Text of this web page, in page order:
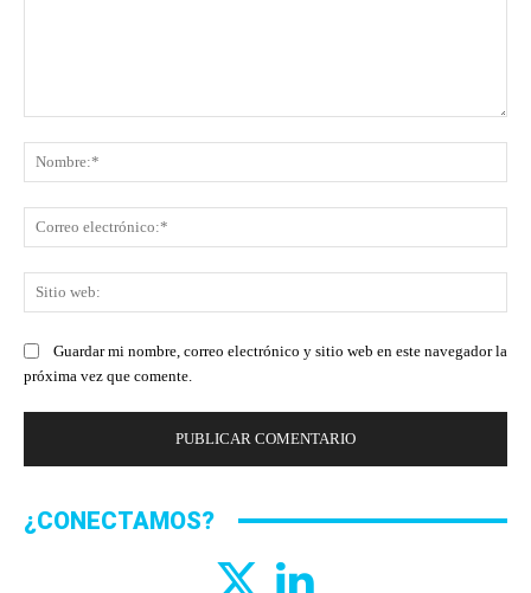
Guardar mi nombre, correo electrónico y sitio web en este navegador la
próxima vez que comente.
¿CONECTAMOS?